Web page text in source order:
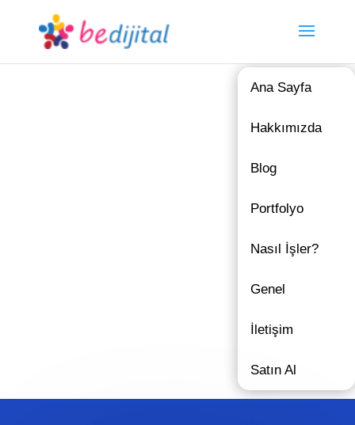
Ana Sayfa
Hakkımızda
Blog
Portfolyo
Nasıl İşler?
Genel
İletişim
Satın Al